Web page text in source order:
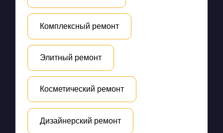
Комплексный ремонт
Элитный ремонт
Косметический ремонт
Дизайнерский ремонт